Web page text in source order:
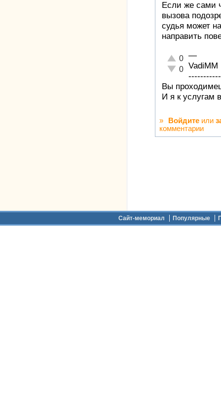
Если же сами
вызова
судья может
направить
Отлично!
0
Неадекватно!
0
—
VadiMM
Вы
И я к услугам
» Войдите или
комментарии
Сайт-мемориал Популярные